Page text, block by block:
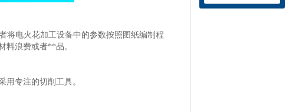
将电火花加工设备中的参数按照图纸编制程
料浪费或者**品。
专注的切削工具。